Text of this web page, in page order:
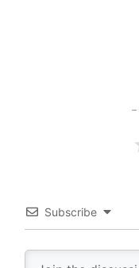
Subscribe